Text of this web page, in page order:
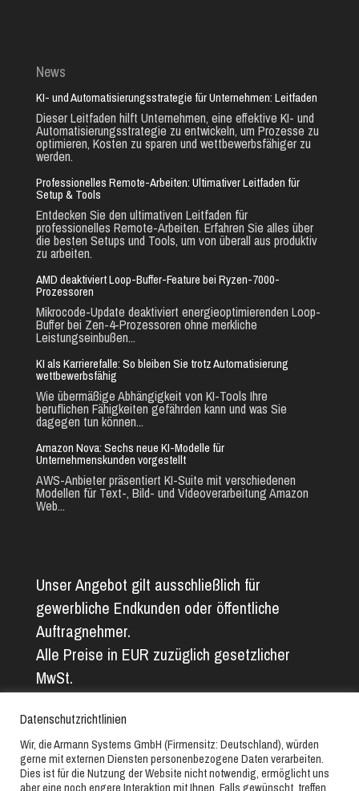
News
KI- und Automatisierungsstrategie für Unternehmen: Leitfaden
Dieser Leitfaden hilft Unternehmen, eine effektive KI- und
Automatisierungsstrategie zu entwickeln, um Prozesse zu
optimieren, Kosten zu sparen und wettbewerbsfähiger zu
werden.
Professionelles Remote-Arbeiten: Ultimativer Leitfaden für
Setup & Tools
Entdecken Sie den ultimativen Leitfaden für
professionelles Remote-Arbeiten. Erfahren Sie alles über
die besten Setups und Tools, um von überall aus produktiv
zu arbeiten.
AMD deaktiviert Loop-Buffer-Feature bei Ryzen-7000-
Prozessoren
Mikrocode-Update deaktiviert energieoptimierenden Loop-
Buffer bei Zen-4-Prozessoren ohne merkliche
Leistungseinbußen...
KI als Karrierefalle: So bleiben Sie trotz Automatisierung
wettbewerbsfähig
Wie übermäßige Abhängigkeit von KI-Tools Ihre
beruflichen Fähigkeiten gefährden kann und was Sie
dagegen tun können...
Amazon Nova: Sechs neue KI-Modelle für
Unternehmenskunden vorgestellt
AWS-Anbieter präsentiert KI-Suite mit verschiedenen
Modellen für Text-, Bild- und Videoverarbeitung Amazon
Web...
Unser Angebot gilt ausschließlich für
gewerbliche Endkunden oder öffentliche
Auftragnehmer.
Alle Preise in EUR zuzüglich gesetzlicher
MwSt.
Alle Angaben ohne Gewähr. Abbildungs- und
Textfehler vorbehalten.
Copyright © 2019-2025 // Armann Systems GmbH // Alle
Datenschutzrichtlinien
Wir, die Armann Systems GmbH (Firmensitz: Deutschland), würden
gerne mit externen Diensten personenbezogene Daten verarbeiten.
Dies ist für die Nutzung der Website nicht notwendig, ermöglicht uns
aber eine noch engere Interaktion mit Ihnen. Falls gewünscht, treffen